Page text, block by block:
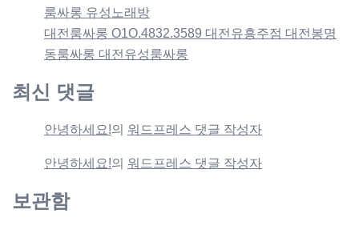
룸싸롱 유성노래방
대전룸싸롱 O1O.4832.3589 대전유흥주점 대전봉명
동룸싸롱 대전유성룸싸롱
최신 댓글
안녕하세요!의 워드프레스 댓글 작성자
안녕하세요!의 워드프레스 댓글 작성자
보관함